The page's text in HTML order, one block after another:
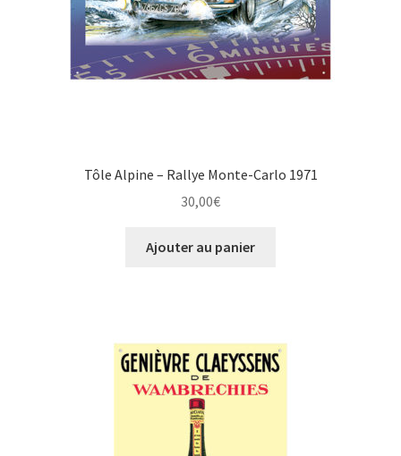
Tôle Alpine – Rallye Monte-Carlo 1971
30,00€
Ajouter au panier